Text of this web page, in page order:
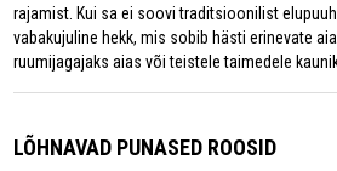
rajamist. Kui sa ei soovi traditsioonilist
vabakujuline hekk, mis sobib hästi erinevate
ruumijagajaks aias või teistele taimedele
LÕHNAVAD PUNASED ROOSID